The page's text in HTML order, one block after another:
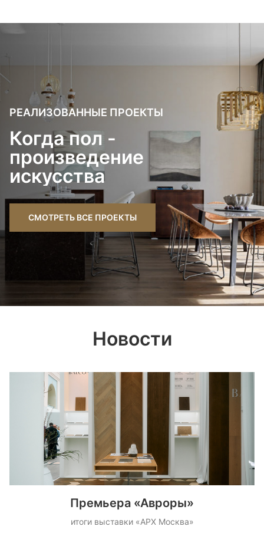
РЕАЛИЗОВАННЫЕ ПРОЕКТЫ
Когда пол -
произведение
искусства
СМОТРЕТЬ ВСЕ ПРОЕКТЫ
Новости
Премьера «Авроры»
итоги выставки «АРХ Москва»